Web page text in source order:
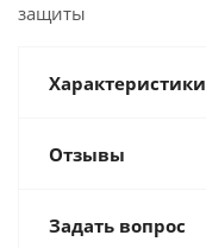
защиты
Характеристики
Отзывы
Задать вопрос